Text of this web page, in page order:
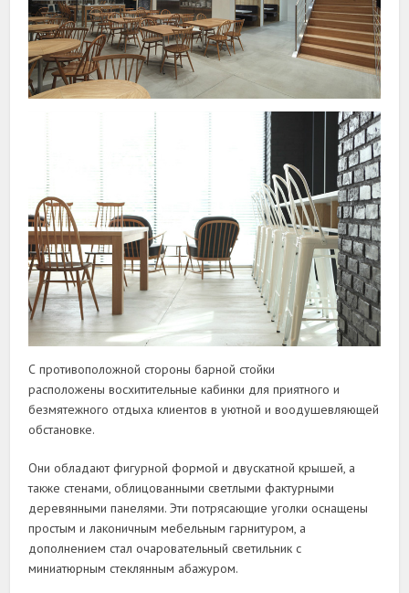
С противоположной стороны барной стойки
расположены восхитительные кабинки для приятного и
безмятежного отдыха клиентов в уютной и воодушевляющей
обстановке.
Они обладают фигурной формой и двускатной крышей, а
также стенами, облицованными светлыми фактурными
деревянными панелями. Эти потрясающие уголки оснащены
простым и лаконичным мебельным гарнитуром, а
дополнением стал очаровательный светильник с
миниатюрным стеклянным абажуром.